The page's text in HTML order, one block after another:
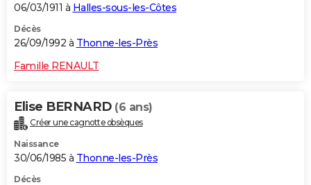
06/03/1911 à Halles-sous-les-Côtes
Décès
26/09/1992 à Thonne-les-Près
Famille RENAULT
Elise BERNARD (6 ans)
Créer une cagnotte obsèques
Naissance
30/06/1985 à Thonne-les-Près
Décès